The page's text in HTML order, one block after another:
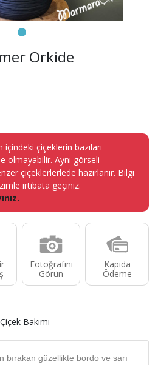
Orkide
çiçeklerin bazıları
olmayabilir. Aynı görseli
çiçeklerlerlede hazırlanır. Bilgi
irtibata geçiniz.
Fotoğrafını
Görün
Kapıda
Ödeme
Çiçek Bakımı
bırakan güzellikte bordo ve sarı